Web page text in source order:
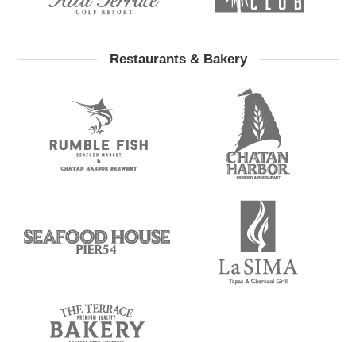
Restaurants & Bakery